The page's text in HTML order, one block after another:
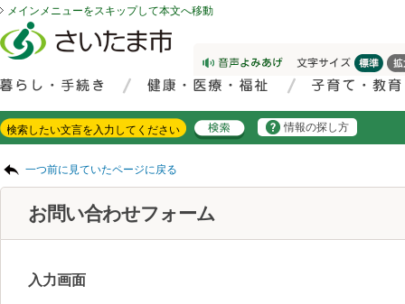
メインメニューをスキップして本文へ移動
情報の探し方
一つ前に見ていたページに戻る
お問い合わせフォーム
入力画面